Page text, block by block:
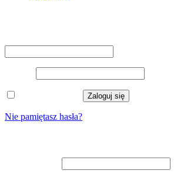
Zaloguj się
Nie pamiętasz hasła?